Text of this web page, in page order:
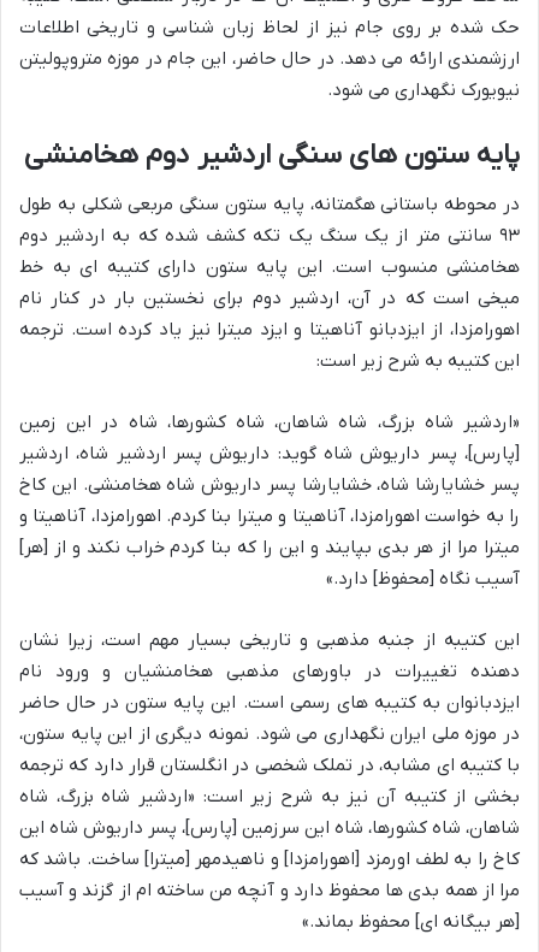
حک شده بر روی جام نیز از لحاظ زبان شناسی و تاریخی اطلاعات
ارزشمندی ارائه می دهد. در حال حاضر، این جام در موزه متروپولیتن
نیویورک نگهداری می شود.
پایه ستون های سنگی اردشیر دوم هخامنشی
در محوطه باستانی هگمتانه، پایه ستون سنگی مربعی شکلی به طول
۹۳ سانتی متر از یک سنگ یک تکه کشف شده که به اردشیر دوم
هخامنشی منسوب است. این پایه ستون دارای کتیبه ای به خط
میخی است که در آن، اردشیر دوم برای نخستین بار در کنار نام
اهورامزدا، از ایزدبانو آناهیتا و ایزد میترا نیز یاد کرده است. ترجمه
این کتیبه به شرح زیر است:
«اردشیر شاه بزرگ، شاه شاهان، شاه کشورها، شاه در این زمین
[پارس]، پسر داریوش شاه گوید: داریوش پسر اردشیر شاه، اردشیر
پسر خشایارشا شاه، خشایارشا پسر داریوش شاه هخامنشی. این کاخ
را به خواست اهورامزدا، آناهیتا و میترا بنا کردم. اهورامزدا، آناهیتا و
میترا مرا از هر بدی بپایند و این را که بنا کردم خراب نکند و از [هر]
آسیب نگاه [محفوظ] دارد.»
این کتیبه از جنبه مذهبی و تاریخی بسیار مهم است، زیرا نشان
دهنده تغییرات در باورهای مذهبی هخامنشیان و ورود نام
ایزدبانوان به کتیبه های رسمی است. این پایه ستون در حال حاضر
در موزه ملی ایران نگهداری می شود. نمونه دیگری از این پایه ستون،
با کتیبه ای مشابه، در تملک شخصی در انگلستان قرار دارد که ترجمه
بخشی از کتیبه آن نیز به شرح زیر است: «اردشیر شاه بزرگ، شاه
شاهان، شاه کشورها، شاه این سرزمین [پارس]، پسر داریوش شاه این
کاخ را به لطف اورمزد [اهورامزدا] و ناهیدمهر [میترا] ساخت. باشد که
مرا از همه بدی ها محفوظ دارد و آنچه من ساخته ام از گزند و آسیب
[هر بیگانه ای] محفوظ بماند.»